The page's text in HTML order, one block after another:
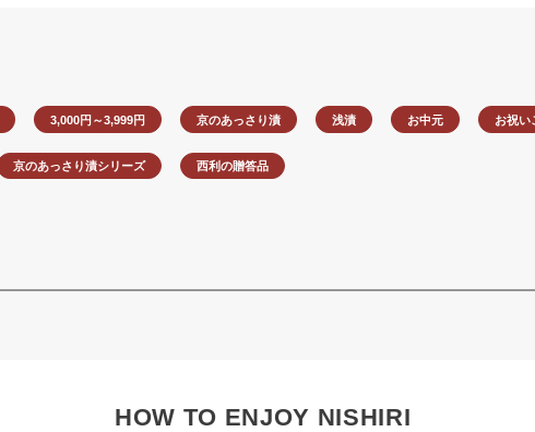
3,000円～3,999円 京のあっさり漬 浅漬 お中元 お祝い
京のあっさり漬シリーズ 西利の贈答品
HOW TO ENJOY NISHIRI